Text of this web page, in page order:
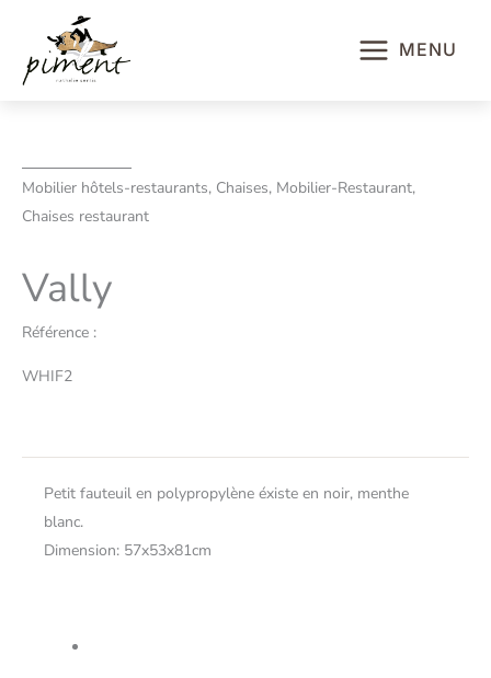
contenu
MENU
Mobilier hôtels-restaurants, Chaises, Mobilier-Restaurant,
Chaises restaurant
Vally
Référence :
WHIF2
Petit fauteuil en polypropylène éxiste en noir, menthe
blanc.
Dimension: 57x53x81cm